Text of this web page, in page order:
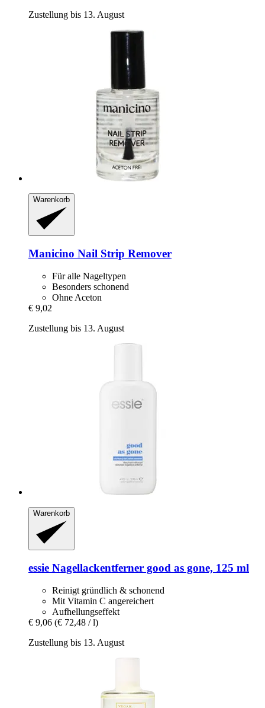
Zustellung bis 13. August
Warenkorb
Manicino Nail Strip Remover
Für alle Nageltypen
Besonders schonend
Ohne Aceton
€ 9,02
Zustellung bis 13. August
Warenkorb
essie Nagellackentferner good as gone, 125 ml
Reinigt gründlich & schonend
Mit Vitamin C angereichert
Aufhellungseffekt
€ 9,06 (€ 72,48 / l)
Zustellung bis 13. August